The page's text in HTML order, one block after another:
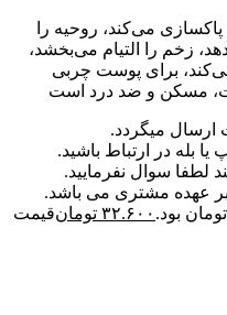
می‌کند، روحیه را
زخم را التیام می‌بخشد،
برای پوست چربی
مسکن و ضد درد است
بله در ارتباط باشید.
لطفا سوال نفرمایید.
عهده مشتری می باشد.
۳۲.۶۰۰ تومانقیمت